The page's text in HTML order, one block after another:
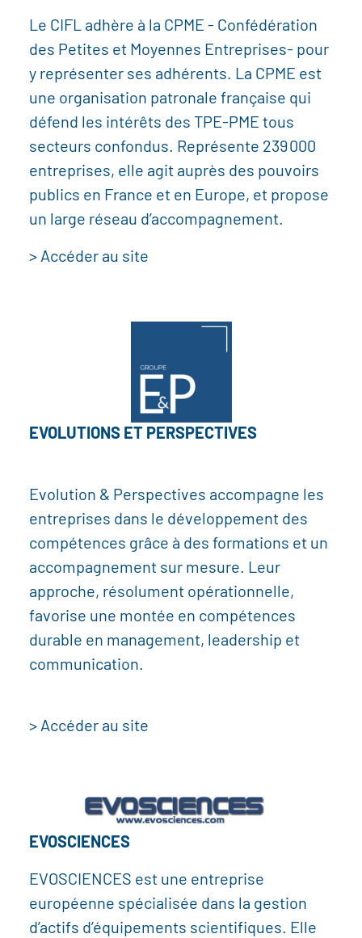
Le CIFL adhère à la CPME - Confédération
des Petites et Moyennes Entreprises- pour
y représenter ses adhérents. La CPME est
une organisation patronale française qui
défend les intérêts des TPE-PME tous
secteurs confondus. Représente 239 000
entreprises, elle agit auprès des pouvoirs
publics en France et en Europe, et propose
un large réseau d’accompagnement.
> Accéder au site
EVOLUTIONS ET PERSPECTIVES
Evolution & Perspectives accompagne les
entreprises dans le développement des
compétences grâce à des formations et un
accompagnement sur mesure. Leur
approche, résolument opérationnelle,
favorise une montée en compétences
durable en management, leadership et
communication.
> Accéder au site
EVOSCIENCES
EVOSCIENCES est une entreprise
européenne spécialisée dans la gestion
d’actifs d’équipements scientifiques. Elle